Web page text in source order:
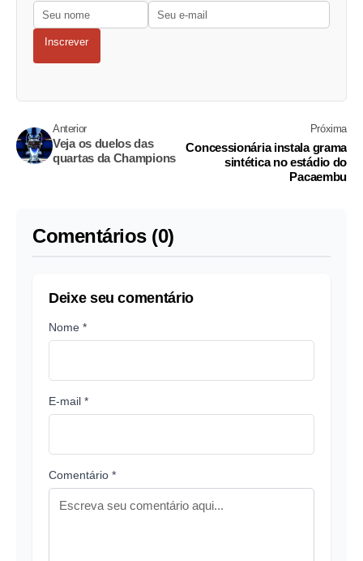
Inscrever
Anterior
Veja os duelos das
quartas da Champions
Próxima
Concessionária instala grama
sintética no estádio do
Pacaembu
Comentários (0)
Deixe seu comentário
Nome *
E-mail *
Comentário *